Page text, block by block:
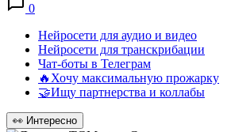
0
Нейросети для аудио и видео
Нейросети для транскрибации
Чат-боты в Телеграм
🔥Хочу максимальную прожарку
🤝Ищу партнерства и коллабы
👀 Интересно